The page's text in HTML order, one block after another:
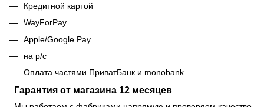
Кредитной картой
WayForPay
Apple/Google Pay
на р/с
Оплата частями ПриватБанк и monobank
Гарантия от магазина 12 месяцев